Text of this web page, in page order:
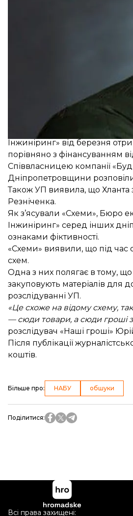
Дніпропетровська ОВА, НАБУ
Журналісти «Схем» та УП у
Інжиніринг» від березня
порівняно з фінансуванням
Співвласницею компанії
Дніпропетровщини
Також УП виявила, що Хланта
Резніченка.
Як з’ясували «Схеми», Бюро
Інжиніринг» серед інших
ознаками фіктивності.
«Схеми» виявили, що під час
схем.
Одна з них полягає в тому,
закуповують матеріалів для
розслідуванні УП.
«Це схоже на відому схему,
— сюди товари, а сюди гроші
розслідувач «Наші гроші»
Після публікації
коштів.
Більше про: НАБУ обшуки
Поділитися:
Всі права захищені: